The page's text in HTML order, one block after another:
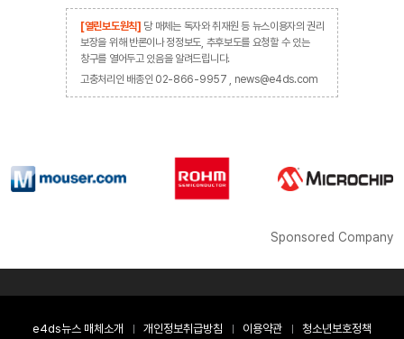
[열린보도원칙] 당 매체는 독자와 취재원 등 뉴스이용자의 권리
보장을 위해 반론이나 정정보도, 추후보도를 요청할 수 있는
창구를 열어두고 있음을 알려드립니다.
고충처리인 배종인 02-866-9957 , news@e4ds.com
Sponsored Company
e4ds뉴스 매체소개 개인정보취급방침 이용약관 청소년보호정책